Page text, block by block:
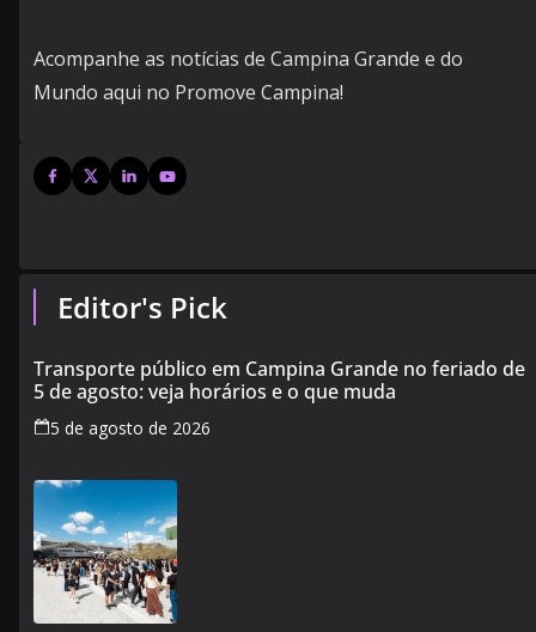
Acompanhe as notícias de Campina Grande e do
Mundo aqui no Promove Campina!
Editor's Pick
Transporte público em Campina Grande no feriado de
5 de agosto: veja horários e o que muda
5 de agosto de 2026